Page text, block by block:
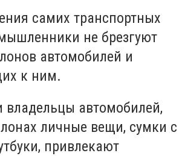
самих транспортных
не брезгуют
автомобилей и
к ним.
владельцы автомобилей,
личные вещи, сумки с
привлекают